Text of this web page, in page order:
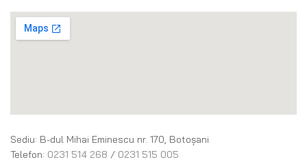
Sediu: B-dul Mihai Eminescu nr. 170, Botoșani
Telefon: 0231 514 268 / 0231 515 005